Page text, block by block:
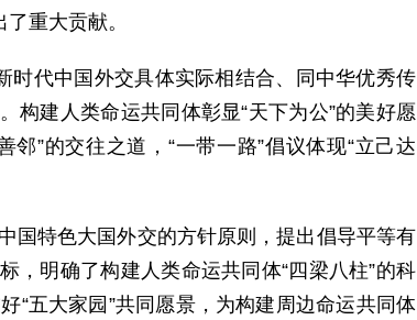
重大贡献。
时代中国外交具体实际相结合、同中华优秀传
构建人类命运共同体彰显“天下为公”的美好愿
”的交往之道，“一带一路”倡议体现“立己达
国特色大国外交的方针原则，提出倡导平等有
，明确了构建人类命运共同体“四梁八柱”的科
“五大家园”共同愿景，为构建周边命运共同体